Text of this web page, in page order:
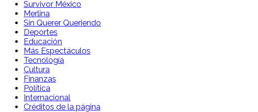
Survivor México
Merlina
Sin Querer Queriendo
Deportes
Educación
Más Espectáculos
Tecnología
Cultura
Finanzas
Política
Internacional
Créditos de la página